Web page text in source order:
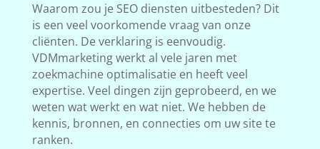
Waarom zou je SEO diensten uitbesteden? Dit
is een veel voorkomende vraag van onze
cliënten. De verklaring is eenvoudig.
VDMmarketing werkt al vele jaren met
zoekmachine optimalisatie en heeft veel
expertise. Veel dingen zijn geprobeerd, en we
weten wat werkt en wat niet. We hebben de
kennis, bronnen, en connecties om uw site te
ranken.